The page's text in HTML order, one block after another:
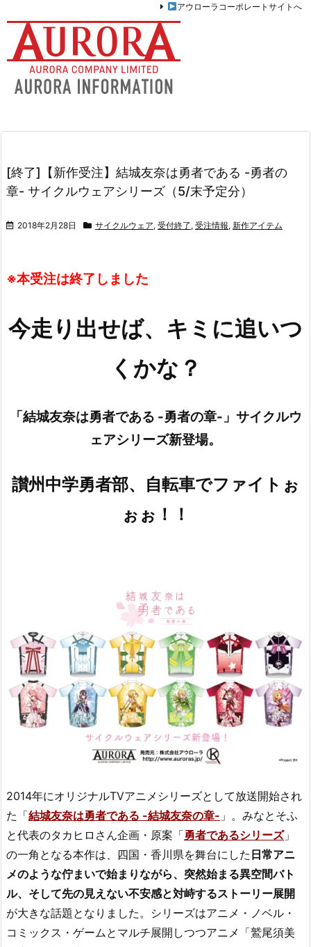
アウローラコーポレートサイトへ
[終了]【新作受注】結城友奈は勇者である -勇者の
章- サイクルウェアシリーズ（5/末予定分）
2018年2月28日 サイクルウェア, 受付終了 , 受注情報, 新作アイテム
※本受注は終了しました
今走り出せば、キミに追いつ
くかな？
「結城友奈は勇者である -勇者の章-」サイクルウ
ェアシリーズ新登場。
讃州中学勇者部、自転車でファイトぉ
ぉぉ！！
2014年にオリジナルTVアニメシリーズとして放送開始され
た「結城友奈は勇者である -結城友奈の章- 」。みなとそふ
と代表のタカヒロさん企画・原案「勇者であるシリーズ」
の一角となる本作は、四国・香川県を舞台にした 日常アニ
メのような佇まいで始まりながら、突然始まる異空間バト
ル、そして先の見えない不安感と対峙するストーリー展開
が大きな話題となりました。シリーズはアニメ・ノベル・
コミックス・ゲームとマルチ展開しつつアニメ「鷲尾須美